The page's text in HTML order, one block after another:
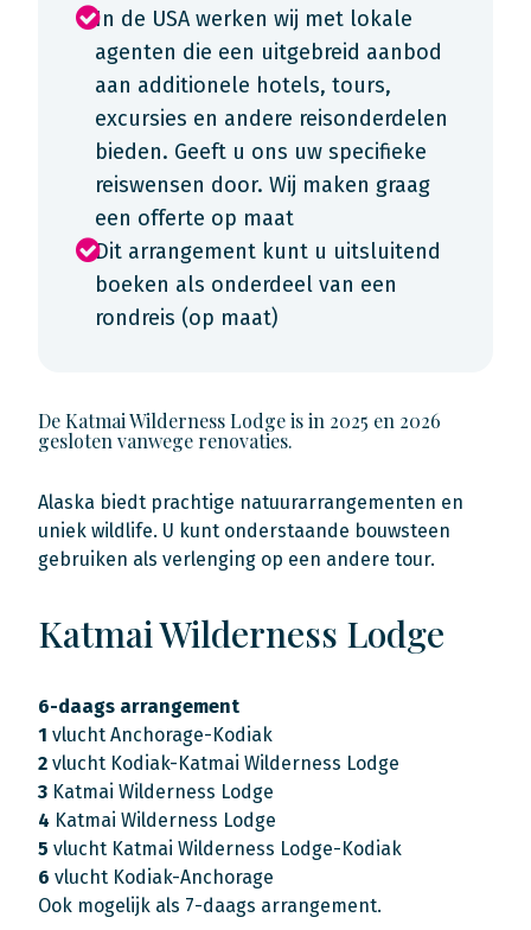
In de USA werken wij met lokale
agenten die een uitgebreid aanbod
aan additionele hotels, tours,
excursies en andere reisonderdelen
bieden. Geeft u ons uw specifieke
reiswensen door. Wij maken graag
een offerte op maat
Dit arrangement kunt u uitsluitend
boeken als onderdeel van een
rondreis (op maat)
De Katmai Wilderness Lodge is in 2025 en 2026
gesloten vanwege renovaties.
Alaska biedt prachtige natuurarrangementen en
uniek wildlife. U kunt onderstaande bouwsteen
gebruiken als verlenging op een andere tour.
Katmai Wilderness Lodge
6-daags arrangement
1 vlucht Anchorage-Kodiak
2 vlucht Kodiak-Katmai Wilderness Lodge
3 Katmai Wilderness Lodge
4 Katmai Wilderness Lodge
5 vlucht Katmai Wilderness Lodge-Kodiak
6 vlucht Kodiak-Anchorage
Ook mogelijk als 7-daags arrangement.